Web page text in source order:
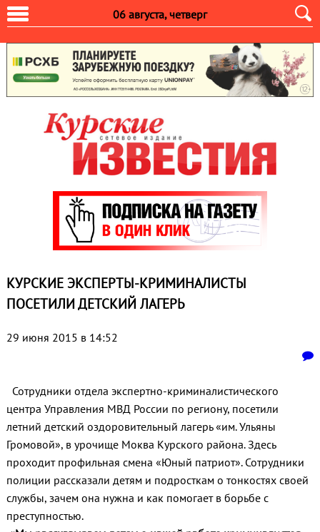
06 августа, четверг
КУРСКИЕ ЭКСПЕРТЫ-КРИМИНАЛИСТЫ
ПОСЕТИЛИ ДЕТСКИЙ ЛАГЕРЬ
29 июня 2015 в 14:52
Сотрудники отдела экспертно-криминалистического
центра Управления МВД России по региону, посетили
летний детский оздоровительный лагерь «им. Ульяны
Громовой», в урочище Моква Курского района. Здесь
проходит профильная смена «Юный патриот». Сотрудники
полиции рассказали детям и подросткам о тонкостях своей
службы, зачем она нужна и как помогает в борьбе с
преступностью.